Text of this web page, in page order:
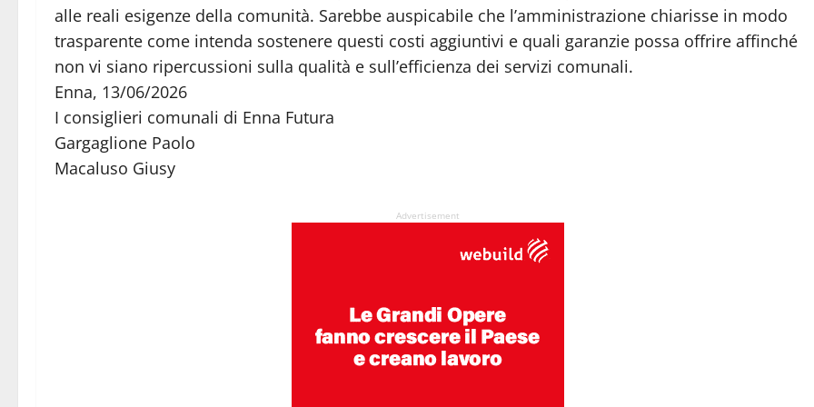
alle reali esigenze della comunità. Sarebbe auspicabile che l’amministrazione chiarisse in modo
trasparente come intenda sostenere questi costi aggiuntivi e quali garanzie possa offrire affinché
non vi siano ripercussioni sulla qualità e sull’efficienza dei servizi comunali.
Enna, 13/06/2026
I consiglieri comunali di Enna Futura
Gargaglione Paolo
Macaluso Giusy
Advertisement